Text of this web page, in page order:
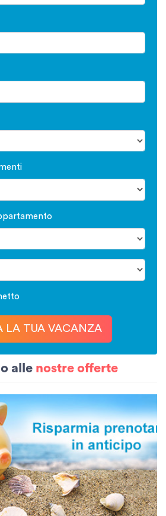
LA TUA VACANZA
alle nostre offerte